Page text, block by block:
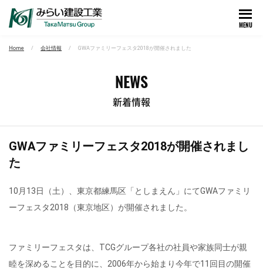
MENU
Home 会社情報 GWAファミリーフェスタ2018が開催されました
NEWS
新着情報
GWAファミリーフェスタ2018が開催されまし
た
10月13日（土）、東京都練馬区「としまえん」にてGWAファミリ
ーフェスタ2018（東京地区）が開催されました。
ファミリーフェスタは、TCGグループ各社の社員や家族同士が親
睦を深めることを目的に、2006年から始まり今年で11回目の開催